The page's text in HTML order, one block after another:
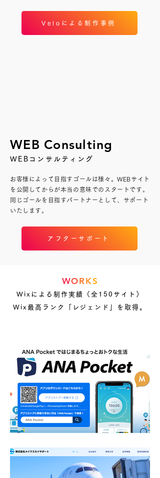
Veloによる制作事例
WEB Consulting
WEBコンサルティング
お客様によって目指すゴールは様々 。WEBサイト
を公開してからが本当の意味でのスタートです。
同じゴールを目指すパートナーとして、サポート
いたします。
アフターサポート
WORKS
Wixによる制作実績（全150サイト）
​Wix最高ランク「レジェンド」を取得。